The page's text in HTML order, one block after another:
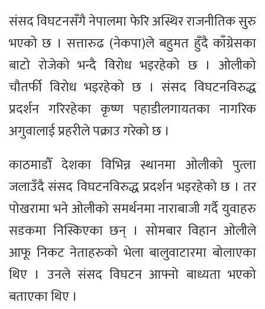
संसद विघटनसँगै नेपालमा फेरि अस्थिर राजनीतिक सुरु
भएको छ । सत्तारुढ (नेकपा)ले बहुमत हुँदै काँग्रेसका
बाटो रोजेको भन्दै विरोध भइरहेको छ । ओलीको
चौतर्फी विरोध भइरहेको छ । संसद विघटनविरुद्ध
प्रदर्शन गरिरहेका कृष्ण पहाडीलगायतका नागरिक
अगुवालाई प्रहरीले पक्राउ गरेको छ ।
काठमाडौँ देशका विभिन्न स्थानमा ओलीको पुत्ला
जलाउँदै संसद विघटनविरुद्ध प्रदर्शन भइरहेको छ । तर
पोखरामा भने ओलीको समर्थनमा नाराबाजी गर्दै युवाहरु
सडकमा निस्किएका छन् । सोमबार विहान ओलीले
आफू निकट नेताहरुको भेला बालुवाटारमा बोलाएका
थिए । उनले संसद विघटन आफ्नो बाध्यता भएको
बताएका थिए ।